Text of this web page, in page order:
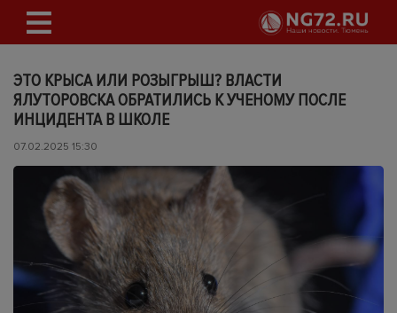
ЭТО КРЫСА ИЛИ РОЗЫГРЫШ? ВЛАСТИ
ЯЛУТОРОВСКА ОБРАТИЛИСЬ К УЧЕНОМУ ПОСЛЕ
ИНЦИДЕНТА В ШКОЛЕ
07.02.2025 15:30